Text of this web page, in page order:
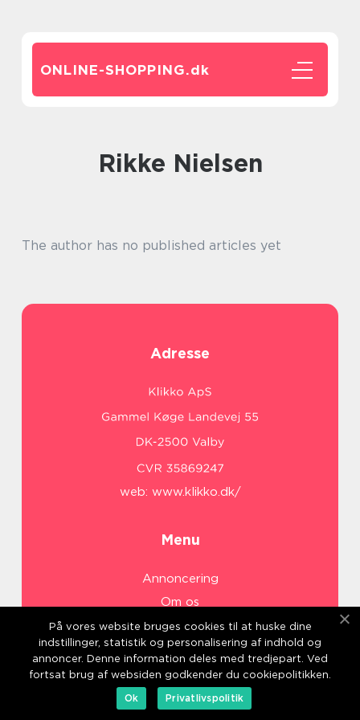
ONLINE-SHOPPING.dk
Rikke Nielsen
The author has no published articles yet
Adresse
web: www.klikko.dk/
Menu
Annoncering
Om os
Cookies
Kontakt os
Sitemap
På vores website bruges cookies til at huske dine
indstillinger, statistik og personalisering af indhold og
annoncer. Denne information deles med tredjepart. Ved
fortsat brug af websiden godkender du cookiepolitikken.
Ok
Privatlivspolitik